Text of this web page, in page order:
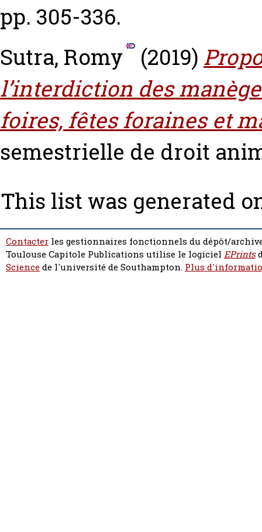
pp. 305-336.
Sutra, Romy
(2019)
l’interdiction des
foires, fêtes foraines et
semestrielle de droit
This list was generated
Contacter les gestionnaires fonctionnels du dépôt/
Toulouse Capitole Publications utilise le logiciel EPrints
Sciencede l'université de Southampton. Plus